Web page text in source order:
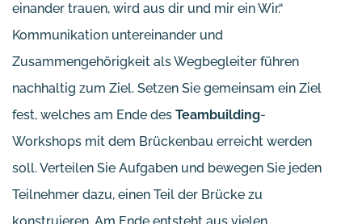
einander trauen, wird aus dir und mir ein Wir.“
Kommunikation untereinander und
Zusammengehörigkeit als Wegbegleiter führen
nachhaltig zum Ziel. Setzen Sie gemeinsam ein Ziel
fest, welches am Ende des Teambuilding-
Workshops mit dem Brückenbau erreicht werden
soll. Verteilen Sie Aufgaben und bewegen Sie jeden
Teilnehmer dazu, einen Teil der Brücke zu